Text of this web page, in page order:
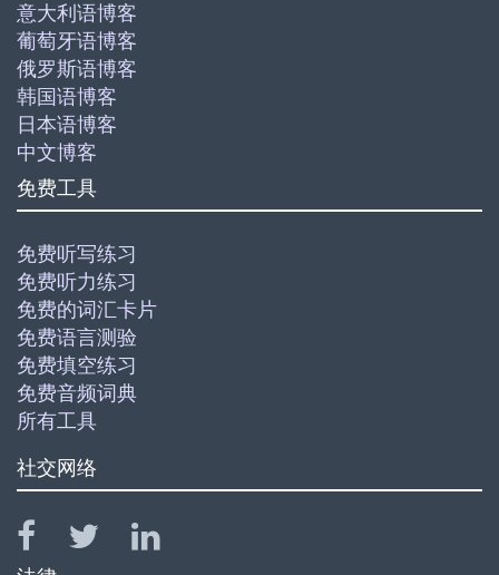
意大利语博客
葡萄牙语博客
俄罗斯语博客
韩国语博客
日本语博客
中文博客
免费工具
免费听写练习
免费听力练习
免费的词汇卡片
免费语言测验
免费填空练习
免费音频词典
所有工具
社交网络